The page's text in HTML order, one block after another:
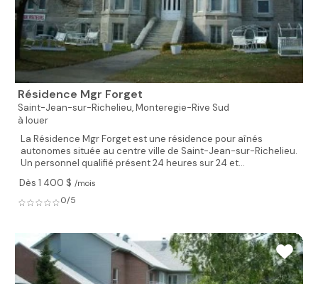
Résidence Mgr Forget
Saint-Jean-sur-Richelieu,Monteregie-Rive Sud
à louer
La Résidence Mgr Forget est une résidence pour aînés
autonomes située au centre ville de Saint-Jean-sur-Richelieu.
Un personnel qualifié présent 24 heures sur 24 et...
Dès 1 400 $ /mois
0/5